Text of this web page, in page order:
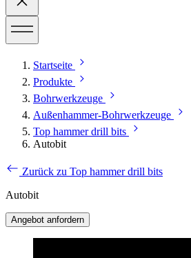
Startseite
Produkte
Bohrwerkzeuge
Außenhammer-Bohrwerkzeuge
Top hammer drill bits
Autobit
Zurück zu Top hammer drill bits
Autobit
Angebot anfordern